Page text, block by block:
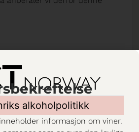
alkoholpolitikk
informasjon om viner.